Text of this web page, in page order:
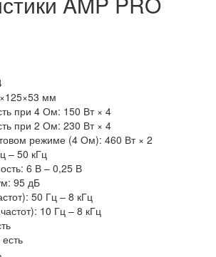
мм
при 4 Ом: 150 Вт × 4
при 2 Ом: 230 Вт × 4
режиме (4 Ом): 460 Вт × 2
– 50 кГц
6 В – 0,25 В
95 дБ
50 Гц – 8 кГц
10 Гц – 8 кГц